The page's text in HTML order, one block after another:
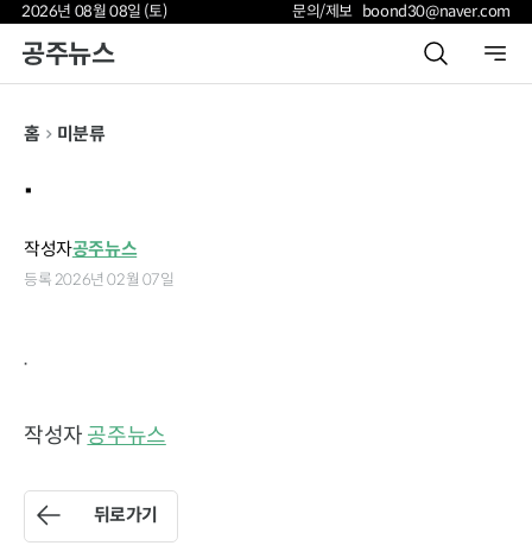
2026년 08월 08일 (토) 문의/제보 boond30@naver.com
공주뉴스
홈 미분류
.
작성자공주뉴스
등록 2026년 02월 07일
.
작성자 공주뉴스
뒤로가기